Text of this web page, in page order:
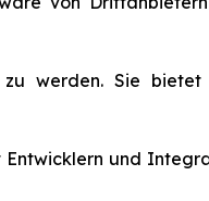
werden. Sie bietet
und